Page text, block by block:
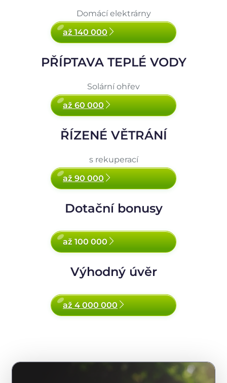
Domácí elektrárny
až 140 000
PŘÍPTAVA TEPLÉ VODY
Solární ohřev
až 60 000
ŘÍZENÉ VĚTRÁNÍ
s rekuperací
až 90 000
Dotační bonusy
až 100 000
Výhodný úvěr
až 4 000 000